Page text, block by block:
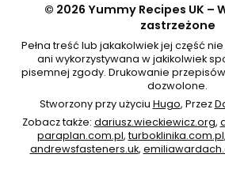
© 2026 Yummy Recipes UK –
zastrzeżone
Pełna treść lub jakakolwiek jej część
ani wykorzystywana w jakikolwiek
pisemnej zgody. Drukowanie przepisów
dozwolone.
Stworzony przy użyciu Hugo, Przez
Zobacz także: dariusz.wieckiewicz.org,
paraplan.com.pl, turboklinika.com.pl,
andrewsfasteners.uk,